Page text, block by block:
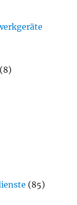
(8)
(85)